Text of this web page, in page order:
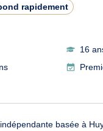
rapidement
16
basée à